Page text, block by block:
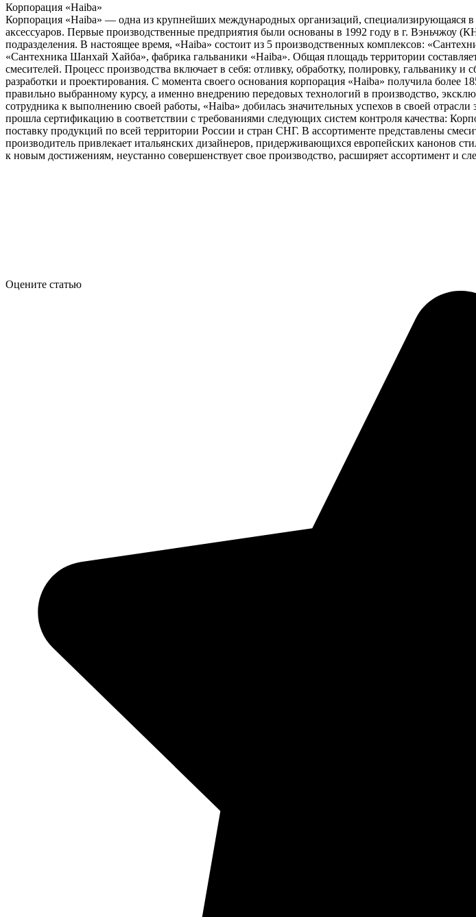
Корпорация «Haiba»
Корпорация «Haiba» — одна из крупнейших международных организаций, специализирующаяся в
аксессуаров. Первые производственные предприятия были основаны в 1992 году в г. Вэньчжоу
подразделения. В настоящее время, «Haiba» состоит из 5 производственных комплексов:
«Сантехника Шанхай Хайба», фабрика гальваники «Haiba». Общая площадь территории
смесителей. Процесс производства включает в себя: отливку, обработку, полировку, гальванику
разработки и проектирования. С момента своего основания корпорация «Haiba» получила более
правильно выбранному курсу, а именно внедрению передовых технологий в производство,
сотрудника к выполнению своей работы, «Haiba» добилась значительных успехов в своей
прошла сертификацию в соответствии с требованиями следующих систем контроля качества:
поставку продукций по всей территории России и стран СНГ. В ассортименте представлены
производитель привлекает итальянских дизайнеров, придерживающихся европейских канонов
к новым достижениям, неустанно совершенствует свое производство, расширяет ассортимент и
Оцените статью